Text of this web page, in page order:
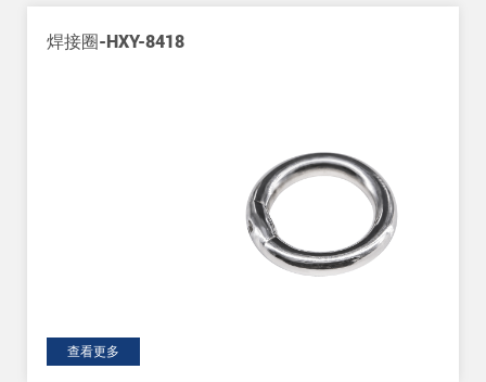
焊接圈-HXY-8418
查看更多